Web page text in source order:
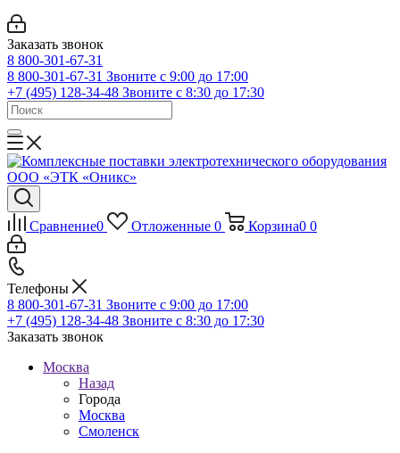
Заказать звонок
8 800-301-67-31
8 800-301-67-31 Звоните с 9:00 до 17:00
+7 (495) 128-34-48 Звоните с 8:30 до 17:30
Сравнение0 Отложенные 0 Корзина0 0
Телефоны
8 800-301-67-31 Звоните с 9:00 до 17:00
+7 (495) 128-34-48 Звоните с 8:30 до 17:30
Заказать звонок
Москва
Назад
Города
Москва
Смоленск